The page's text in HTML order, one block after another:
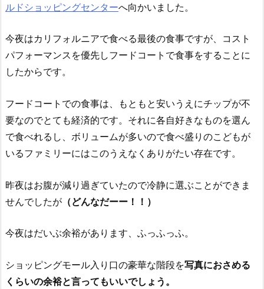
ルドショッピングセンターへ向かいました。
今夜はカリフォルニアで食べる最後の食事ですが、コスト
パフォーマンスを優先しフードコートで食事をすることに
したからです。
フードコートでの食事は、もともと安いうえにチップが不
要なのでとても経済的です。それに各自好きなものを選ん
で食べれるし、ボリュームが多いので食べ盛りのこどもが
いるファミリーにはこのうえなくありがたい存在です。
昨夜はお腹が減り過ぎていたので冷静に選ぶことができま
せんでしたが （どんなだーー！！）
今夜はだいぶ余裕があります、ふっふっふ。
ショッピングモール入り口の豪華な階段を写真におさめる
くらいの余裕と言ってもいいでしょう。